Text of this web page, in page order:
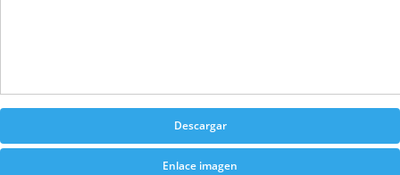
Descargar
Enlace imagen